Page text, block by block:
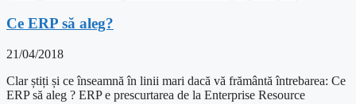
Ce ERP să aleg?
21/04/2018
Clar știți și ce înseamnă în linii mari dacă vă frământă întrebarea: Ce
ERP să aleg ? ERP e prescurtarea de la Enterprise Resource